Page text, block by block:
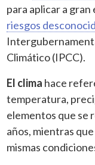
para aplicar a
riesgos
Climático (IPCC).
El clima hace
temperatura,
elementos que se
años, mientras que
mismas